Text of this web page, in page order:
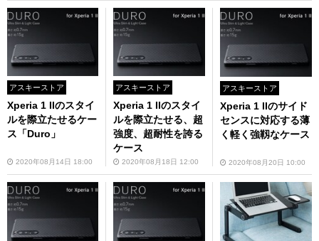
アスキーストア
Xperia 1 IIのスタイ
ルを際立たせるケー
ス「Duro」
2020年08月14日 18:00
アスキーストア
Xperia 1 IIのスタイ
ルを際立たせる、超
強度、超耐性を誇る
ケース
2020年08月18日 12:00
アスキーストア
Xperia 1 IIのサイド
センスに対応する薄
く軽く強靱なケース
2020年08月20日 10:00